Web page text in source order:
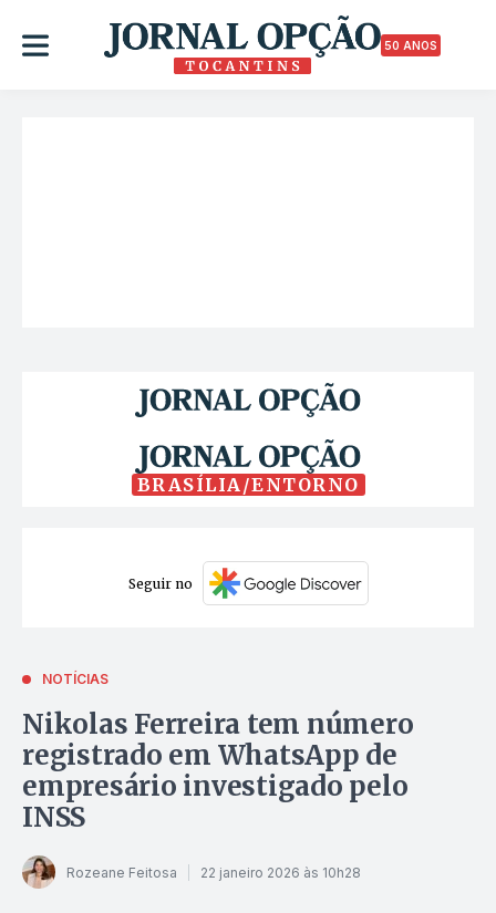
50 ANOS
BRASÍLIA/ENTORNO
Seguir no
NOTÍCIAS
Nikolas Ferreira tem número
registrado em WhatsApp de
empresário investigado pelo
INSS
Rozeane Feitosa 22 janeiro 2026 às 10h28